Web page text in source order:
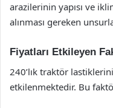
arazilerinin yapısı ve
alınması gereken
Fiyatları Etkileyen
240’lık traktör
etkilenmektedir. Bu